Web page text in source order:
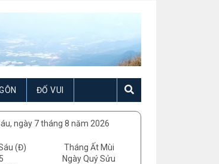
ĐỐ VUI
ngày 7 tháng 8 năm 2026
(Đ)
Tháng Ất Mùi
Ngày Quý Sửu